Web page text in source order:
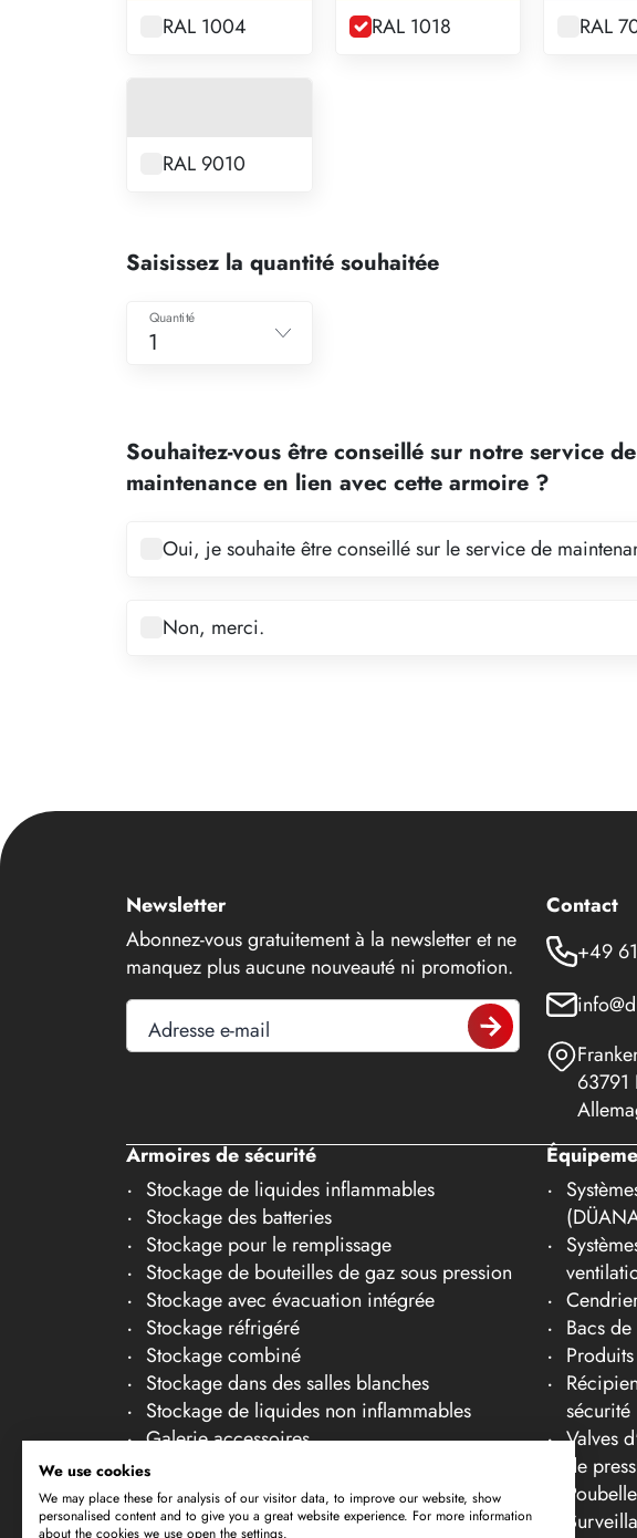
RAL 1004 RAL 1018 RAL
RAL 9010
Saisissez la quantité souhaitée
1
3
4
5
7
12
16
17
18
21
22
23
24
25
26
27
28
30
Quantité
Souhaitez-vous être conseillé sur notre service de
maintenance en lien avec cette armoire ?
Oui, je souhaite être conseillé sur le service de
Non, merci.
Newsletter
Abonnez-vous gratuitement à la newsletter et ne
manquez plus aucune nouveauté ni promotion.
Adresse e-mail
Contact
+49
63791
Armoires de sécurité
Stockage de liquides inflammables
Stockage des batteries
Stockage pour le remplissage
Stockage de bouteilles de gaz sous pression
Stockage avec évacuation intégrée
Stockage réfrigéré
Stockage combiné
Stockage dans des salles blanches
Stockage de liquides non inflammables
Galerie accessoires
Bacs
sécurité
Valves
de
We use cookies
We may place these for analysis of our visitor data, to improve our website, show
personalised content and to give you a great website experience. For more information
about the cookies we use open the settings.